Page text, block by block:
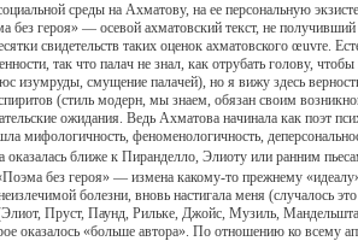
среды на Ахматову, на ее персональную
без героя» — осевой ахматовский текст, не
свидетельств таких оценок ахматовского œuvre.
так что палач не знал, как отрубать голову,
изумруды, смущение палачей), но я вижу здесь
(стиль модерн, мы знаем, обязан своим
ожидания. Ведь Ахматова начинала как поэт
мифологичность, феноменологичность,
оказалась ближе к Пиранделло, Элиоту или ранним
без героя» — измена какому-то прежнему
болезни, вновь настигала меня
Пруст, Паунд, Рильке, Джойс, Музиль,
оказалось «больше автора». По отношению ко всему